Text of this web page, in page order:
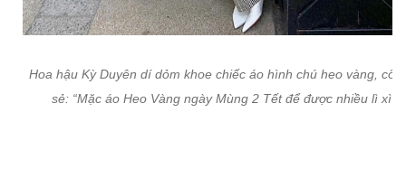
Hoa hậu Kỳ Duyên dí dỏm khoe chiếc áo hình chú heo vàng, cô
sẻ: “Mặc áo Heo Vàng ngày Mùng 2 Tết để được nhiều lì xì”.